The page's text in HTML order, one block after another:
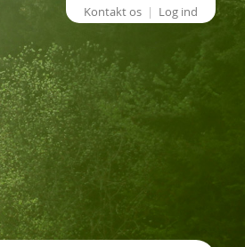
Kontakt os Log ind